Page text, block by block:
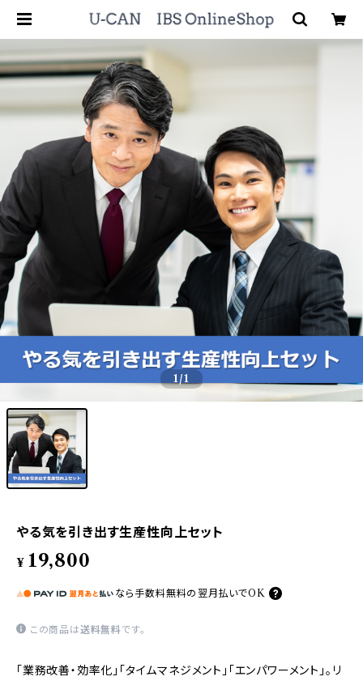
1/1
やる気を引き出す生産性向上セット
¥ 19,800
なら 手数料無料の 翌月払いでOK
この商品は送料無料です。
「業務改善・効率化」「タイムマネジメント」「エンパワーメント」。リ